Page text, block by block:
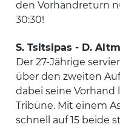
den Vorhandreturn
30:30!
S. Tsitsipas - D.
Der 27-Jährige
über den zweiten
dabei seine Vorhand
Tribüne. Mit einem
schnell auf 15 beide